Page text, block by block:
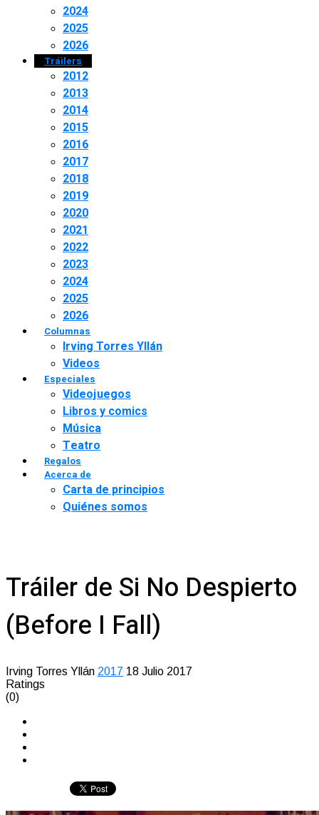
2024
2025
2026
Tráilers
2012
2013
2014
2015
2016
2017
2018
2019
2020
2021
2022
2023
2024
2025
2026
Columnas
Irving Torres Yllán
Videos
Especiales
Videojuegos
Libros y comics
Música
Teatro
Regalos
Acerca de
Carta de principios
Quiénes somos
Tráiler de Si No Despierto
(Before I Fall)
Irving Torres Yllán 2017 18 Julio 2017
Ratings
(0)